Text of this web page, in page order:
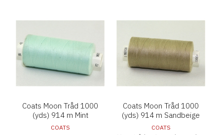
Coats Moon Tråd 1000
(yds) 914 m Mint
COATS
Coats Moon Tråd 1000
(yds) 914 m Sandbeige
COATS